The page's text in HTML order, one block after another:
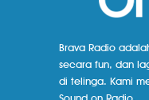
Brava Radio
secara fun, dan
di telinga. Kami